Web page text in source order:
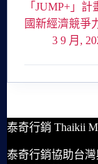
「JUMP+」
國新經濟競爭
3 9 月,
泰奇行銷 Thaikii
泰奇行銷協助台